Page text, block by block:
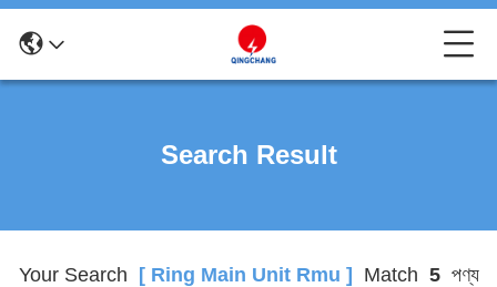
Search Result
Your Search [ Ring Main Unit Rmu ] Match 5পণ্য